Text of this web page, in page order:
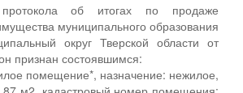
об итогах по продаже
муниципального образования
округ Тверской области от
признан состоявшимся:
помещение*, назначение: нежилое,